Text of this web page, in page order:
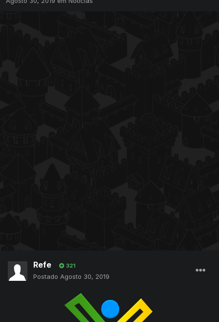
Refe 321
Postado Agosto 30, 2019